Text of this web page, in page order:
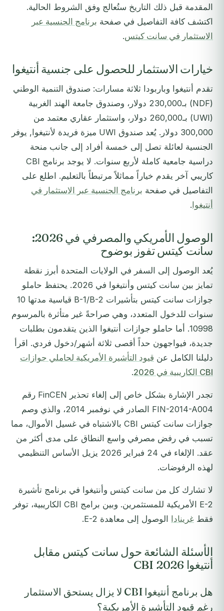
المقدمة قبل ذلك التاريخ ستُعالج وفق الشروط الحالية.
اكتشف كافة التفاصيل في صفحة برنامج الجنسية عبر
الاستثمار في سانت كيتس.
خيارات الاستثمار للحصول على جنسية أنتيغوا
تقدم أنتيغوا وباربودا ثلاثة مسارات: صندوق التنمية الوطني
(NDF) بـ230,000 دولار، وصندوق جامعة الهند الغربية
(UWI) بـ260,000 دولار، واستثمار عقاري معتمد من
300,000 دولار. يُعد صندوق UWI ميزة فريدة لأنتيغوا, يوفر
الجنسية لعائلة تصل إلى خمسة أفراد إلى جانب منحة
دراسية جامعية كاملة لأربع سنوات. لا يوجد برنامج CBI
كاريبي آخر يقدم خياراً مماثلاً مرتبطاً بالتعليم. اطلع على
التفاصيل في صفحة برنامج الجنسية عبر الاستثمار في
أنتيغوا .
الوصول الأمريكي والمصرفي في 2026:
سانت كيتس تفوز بوضوح
يُعد الوصول إلى السفر في الولايات المتحدة أبرز نقطة
تمايز بين سانت كيتس وأنتيغوا في 2026. يحتفظ حاملو
جوازات سانت كيتس بتأشيرات B-1/B-2 قياسية مدتها 10
سنوات للدخول المتعدد، وهي صراحةً غير متأثرة بالمرسوم
10998. أما حاملو جوازات أنتيغوا الذين يتقدمون بطلبات
جديدة، فيواجهون حداً أقصى ثلاثة أشهر/دخول فردي. اقرأ
دليلنا الكامل عن قيود التأشيرة الأمريكية لحاملي جوازات
CBI الكاريبية في 2026
.
تجدر الإشارة بشكل خاص إلى إلغاء تحذير FinCEN رقم
FIN-2014-A004 الصادر في نوفمبر 2014، والذي وصم
جوازات سانت كيتس CBI بالاشتباه في غسيل الأموال، مما
تسبب في رفض مصرفي واسع النطاق على مدى أكثر من
عقد. الإلغاء في 24 فبراير 2026 يزيل الأساس التنظيمي
لهذه الرفوضات.
لا تشارك كل من سانت كيتس وأنتيغوا في برنامج تأشيرة
E-2 الأمريكية للمستثمرين. وبين برامج CBI الكاريبية، توفر
فقط غرينادا الوصول إلى معاهدة E-2.
الأسئلة الشائعة حول سانت كيتس مقابل
أنتيغوا CBI 2026
هل برنامج أنتيغوا CBI لا يزال يستحق الاستثمار
رغم قيود التأشيرة الأمريكية؟